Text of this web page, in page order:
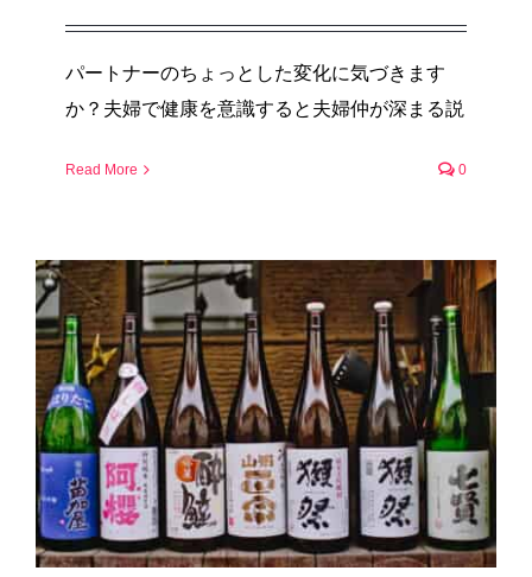
パートナーのちょっとした変化に気づきます
か？夫婦で健康を意識すると夫婦仲が深まる説
Read More 0